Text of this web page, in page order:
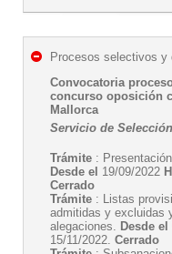
Procesos selectivos y
Convocatoria
concurso oposición
Mallorca
Servicio de
Trámite :
Desde el 19/09/2022
Cerrado
Trámite : Listas
admitidas y excluidas
alegaciones. Desde el
15/11/2022. Cerrado